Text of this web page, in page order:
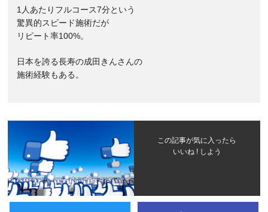
1人あたりフルコース7分という
驚異的スピード施術だが
リピート率100%。
日本を誇る長寿の成田きんさんの
施術経験もある。
この記事が気に入ったら
いいね ! しよう